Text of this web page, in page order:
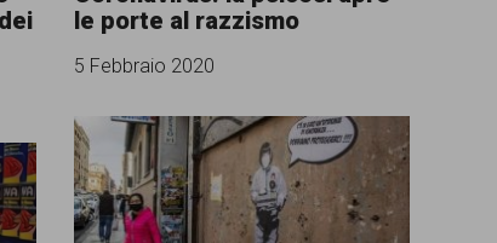
le porte al razzismo
5 Febbraio 2020